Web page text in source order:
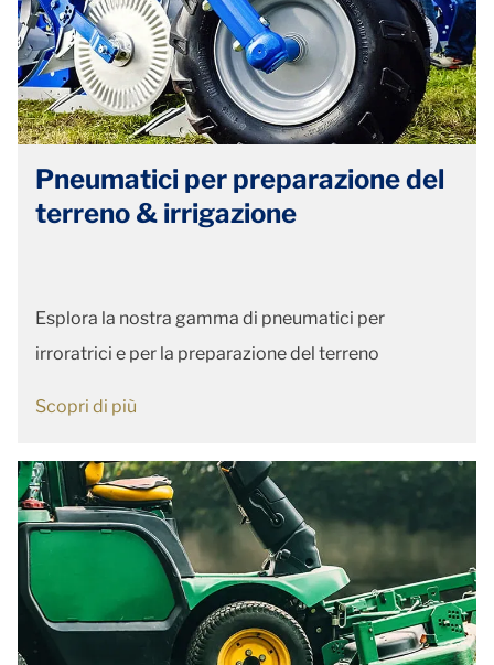
Pneumatici per preparazione del
terreno & irrigazione
Esplora la nostra gamma di pneumatici per
irroratrici e per la preparazione del terreno
Scopri di più